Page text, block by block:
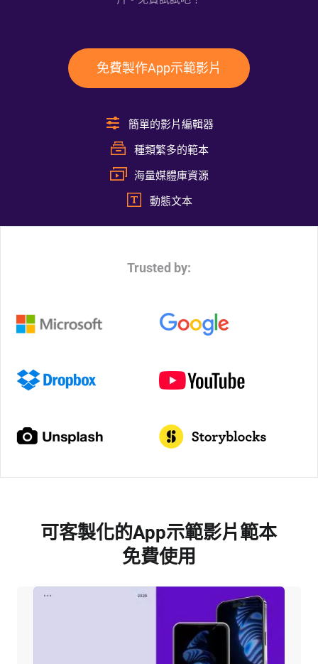
免費製作App示範影片
簡單的影片編輯器
種類繁多的範本
海量媒體庫資源
動態文本
Trusted by:
可客製化的App示範影片範本
免費使用